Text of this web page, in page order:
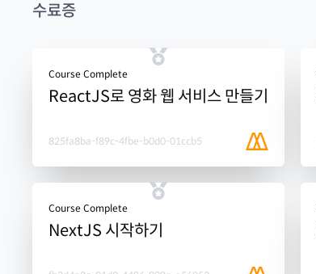
수료증
Course Complete
ReactJS로 영화 웹 서비스 만들기
825fa8ba-f89c-4fbe-b0d0-01ccb5
Course Complete
NextJS 시작하기